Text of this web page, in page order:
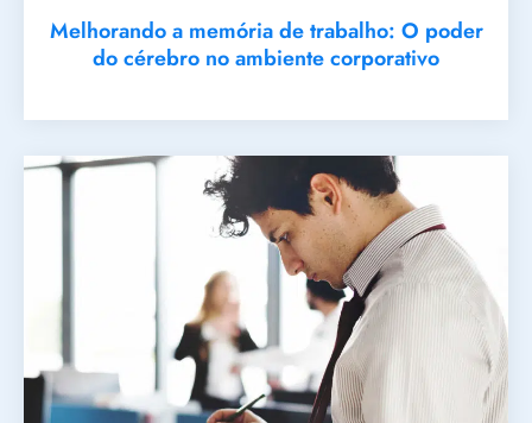
Melhorando a memória de trabalho: O poder
do cérebro no ambiente corporativo